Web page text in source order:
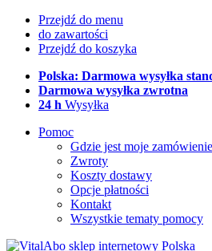
Przejdź do menu
do zawartości
Przejdź do koszyka
Polska: Darmowa wysyłka
Darmowa wysyłka zwrotna
24 h Wysyłka
Pomoc
Gdzie jest moje
Zwroty
Koszty dostawy
Opcje płatności
Kontakt
Wszystkie tematy pomocy